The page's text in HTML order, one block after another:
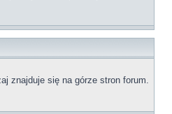
znajduje się na górze stron forum.